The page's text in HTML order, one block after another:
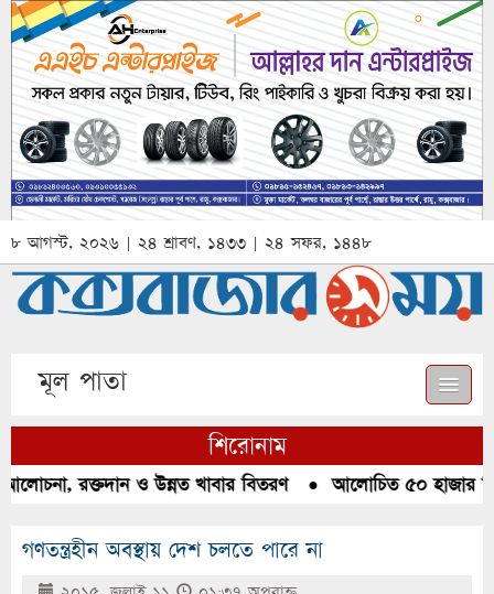
৮ আগস্ট, ২০২৬ | ২৪ শ্রাবণ, ১৪৩৩ | ২৪ সফর, ১৪৪৮
মূল পাতা
শিরোনাম
রক্তদান ও উন্নত খাবার বিতরণ●আলোচিত ৫০ হাজার
গণতন্ত্রহীন অবস্থায় দেশ চলতে পারে না